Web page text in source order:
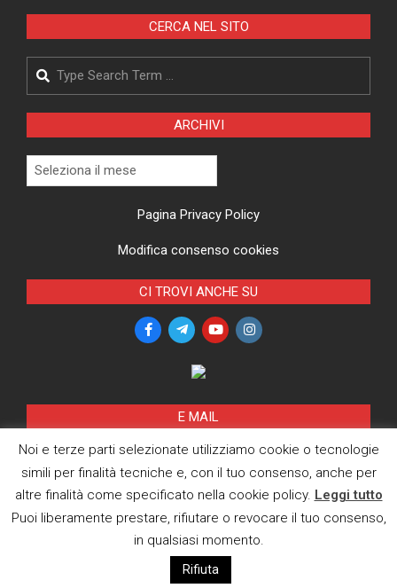
CERCA NEL SITO
Search
ARCHIVI
Archivi
Pagina Privacy Policy
Modifica consenso cookies
CI TROVI ANCHE SU
E MAIL
Designed usingMagazine News Byte. Powered byWordPress.
Noi e terze parti selezionate utilizziamo cookie o tecnologie
simili per finalità tecniche e, con il tuo consenso, anche per
altre finalità come specificato nella cookie policy. Leggi tutto
Puoi liberamente prestare, rifiutare o revocare il tuo consenso,
in qualsiasi momento.
Rifiuta